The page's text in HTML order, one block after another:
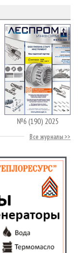
№6 (190) 2025
Все журналы